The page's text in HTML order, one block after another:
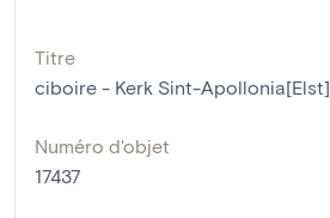
Titre
ciboire - Kerk Sint-Apollonia[Elst]
Numéro d'objet
17437